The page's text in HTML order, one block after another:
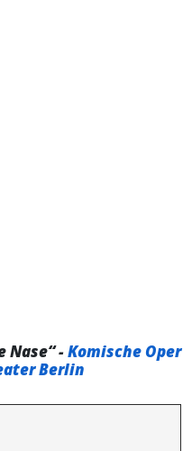
Nase“ -Komische Oper
Berlin